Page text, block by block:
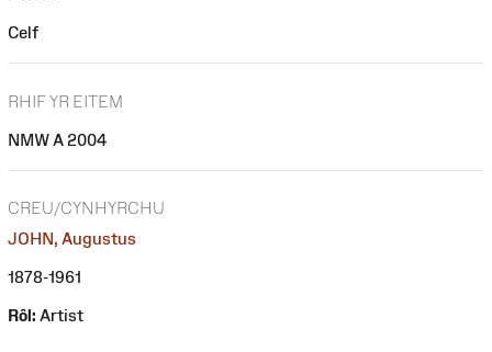
Celf
RHIF YR EITEM
NMW A 2004
CREU/CYNHYRCHU
JOHN, Augustus
1878-1961
Rôl: Artist